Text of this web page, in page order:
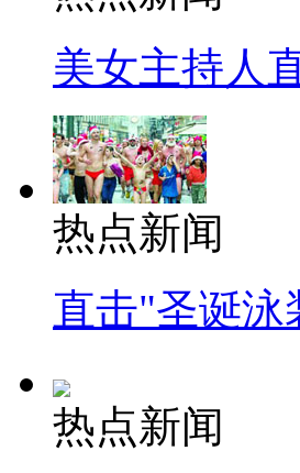
美女主持人
热点新闻
直击"圣诞泳
热点新闻